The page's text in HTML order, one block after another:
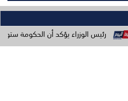
يؤكد أن الحكومة ستواصل توفير كل